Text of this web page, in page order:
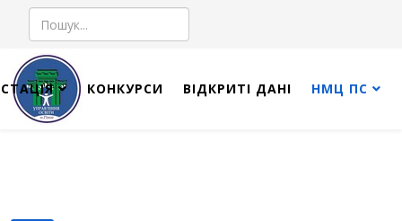
Пошук
КОНКУРСИ ВІДКРИТІ ДАНІ НМЦ ПС